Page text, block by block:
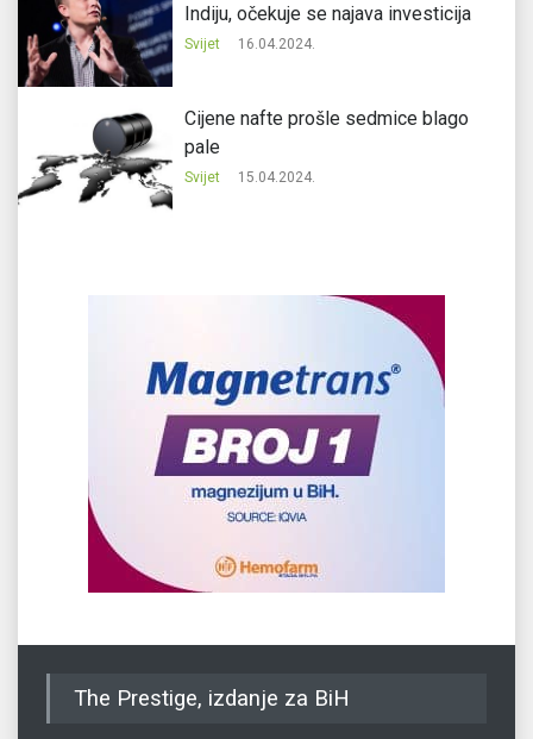
Indiju, očekuje se najava investicija
Svijet 16.04.2024.
Cijene nafte prošle sedmice blago
pale
Svijet 15.04.2024.
The Prestige, izdanje za BiH